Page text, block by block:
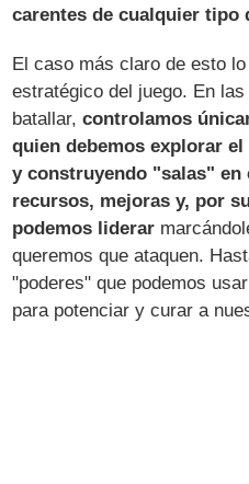
carentes de cualquier tipo
El caso más claro de esto
estratégico del juego. En
batallar,controlamos
quien debemos explorar
y construyendo "salas" en
recursos, mejoras y, por
podemos liderar
queremos que ataquen.
"poderes" que podemos
para potenciar y curar a